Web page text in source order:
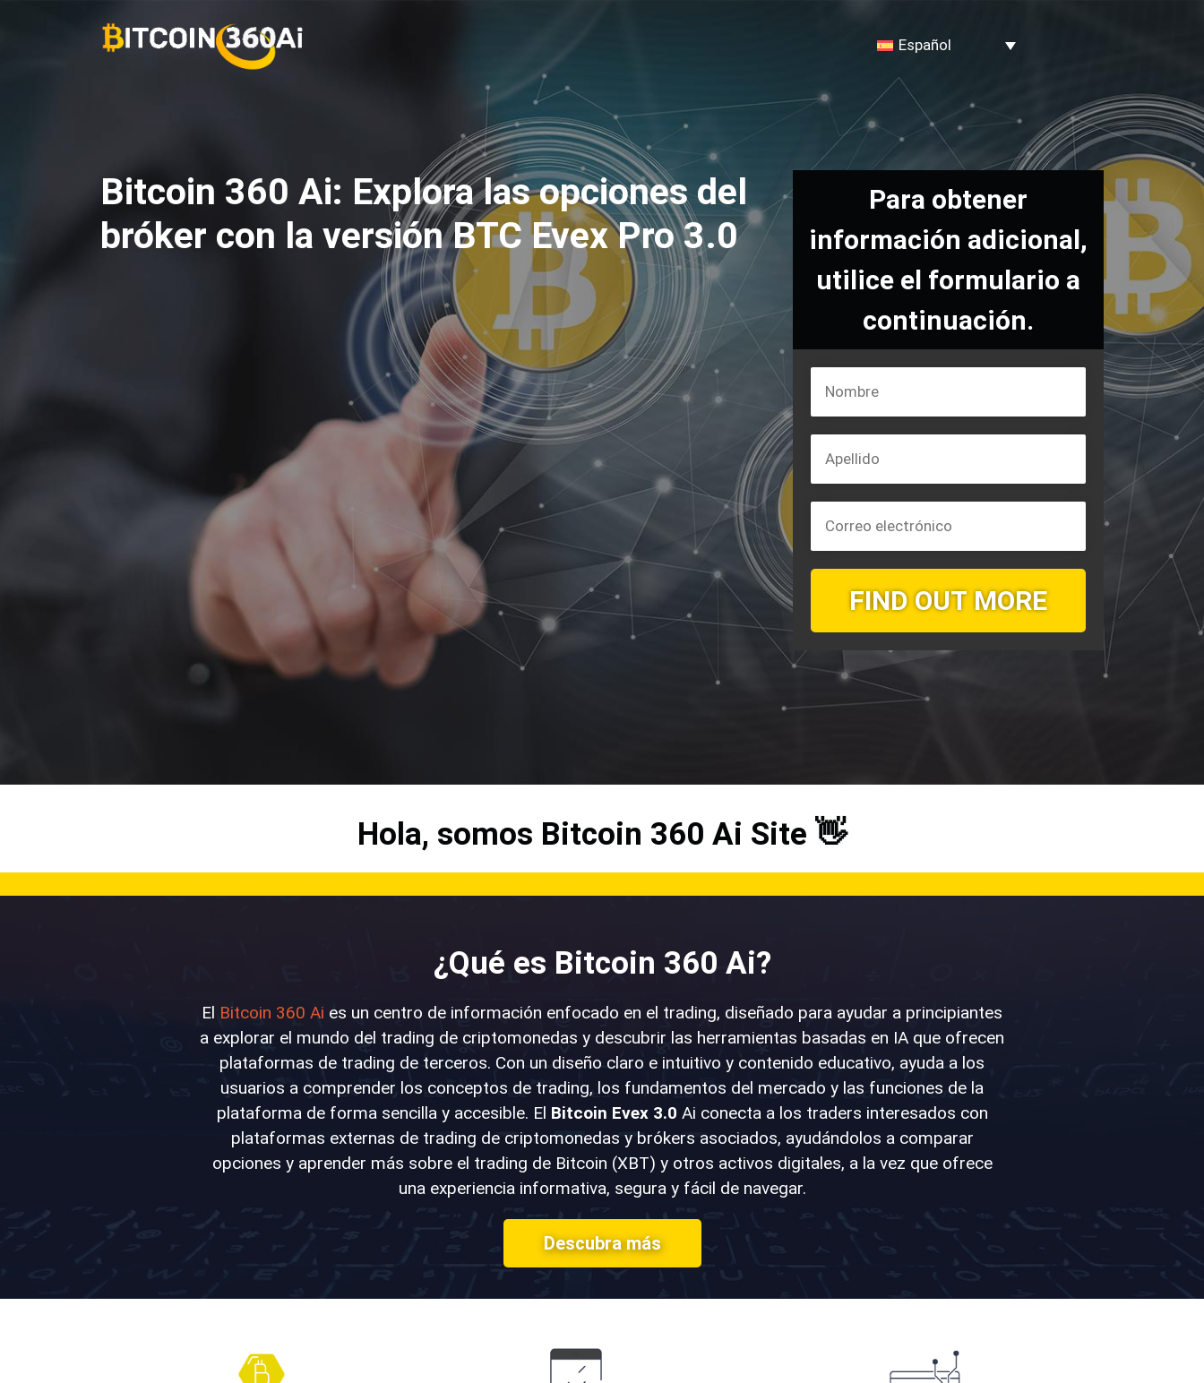
Español
Bitcoin 360 Ai: Explora las opciones del
bróker con la versión BTC Evex Pro 3.0
Para obtener
información adicional,
utilice el formulario a
continuación.
FIND OUT MORE
Hola, somos Bitcoin 360 Ai Site 👋
¿Qué es Bitcoin 360 Ai?
El Bitcoin 360 Ai es un centro de información enfocado en el trading, diseñado para ayudar a principiantes
a explorar el mundo del trading de criptomonedas y descubrir las herramientas basadas en IA que ofrecen
plataformas de trading de terceros. Con un diseño claro e intuitivo y contenido educativo, ayuda a los
usuarios a comprender los conceptos de trading, los fundamentos del mercado y las funciones de la
plataforma de forma sencilla y accesible. El Bitcoin Evex 3.0 Ai conecta a los traders interesados con
plataformas externas de trading de criptomonedas y brókers asociados, ayudándolos a comparar
opciones y aprender más sobre el trading de Bitcoin (XBT) y otros activos digitales, a la vez que ofrece
una experiencia informativa, segura y fácil de navegar.
Descubra más